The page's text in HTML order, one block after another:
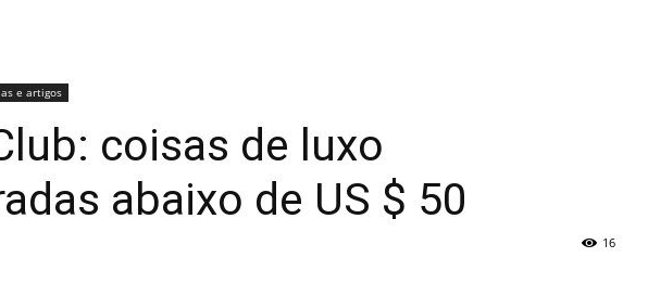
e artigos
coisas de luxo
abaixo de US $ 50
16